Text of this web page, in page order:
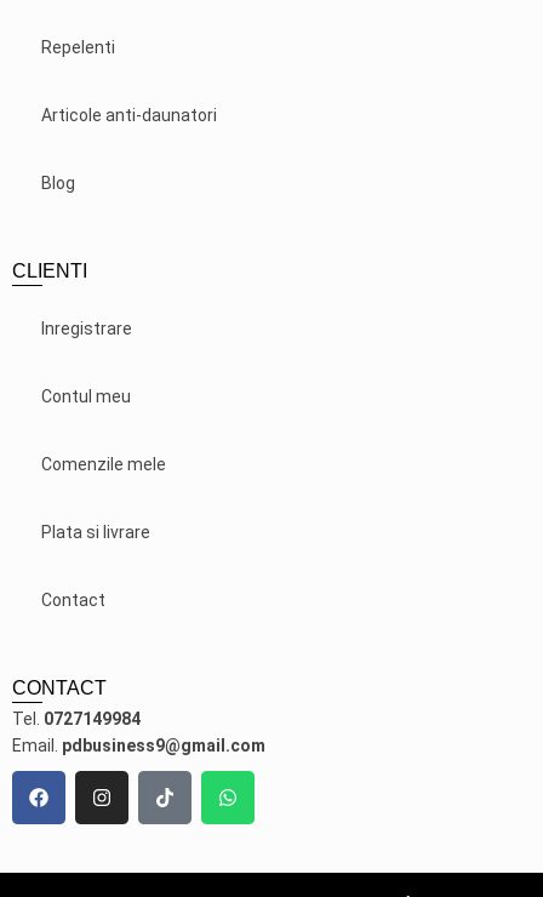
Repelenti
Articole anti-daunatori
Blog
CLIENTI
Inregistrare
Contul meu
Comenzile mele
Plata si livrare
Contact
CONTACT
Tel. 0727149984
Email. pdbusiness9@gmail.com